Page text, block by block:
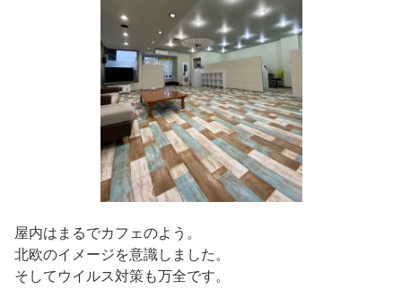
屋内はまるでカフェのよう。
北欧のイメージを意識しました。
そしてウイルス対策も万全です。